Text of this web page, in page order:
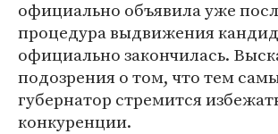
официально объявила уже
процедура выдвижения
официально закончилась.
подозрения о том, что тем
губернатор стремится
конкуренции.